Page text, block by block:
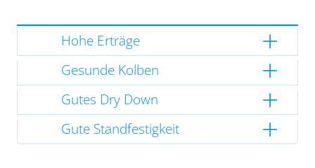
Hohe Erträge
Gesunde Kolben
Gutes Dry Down
Gute Standfestigkeit